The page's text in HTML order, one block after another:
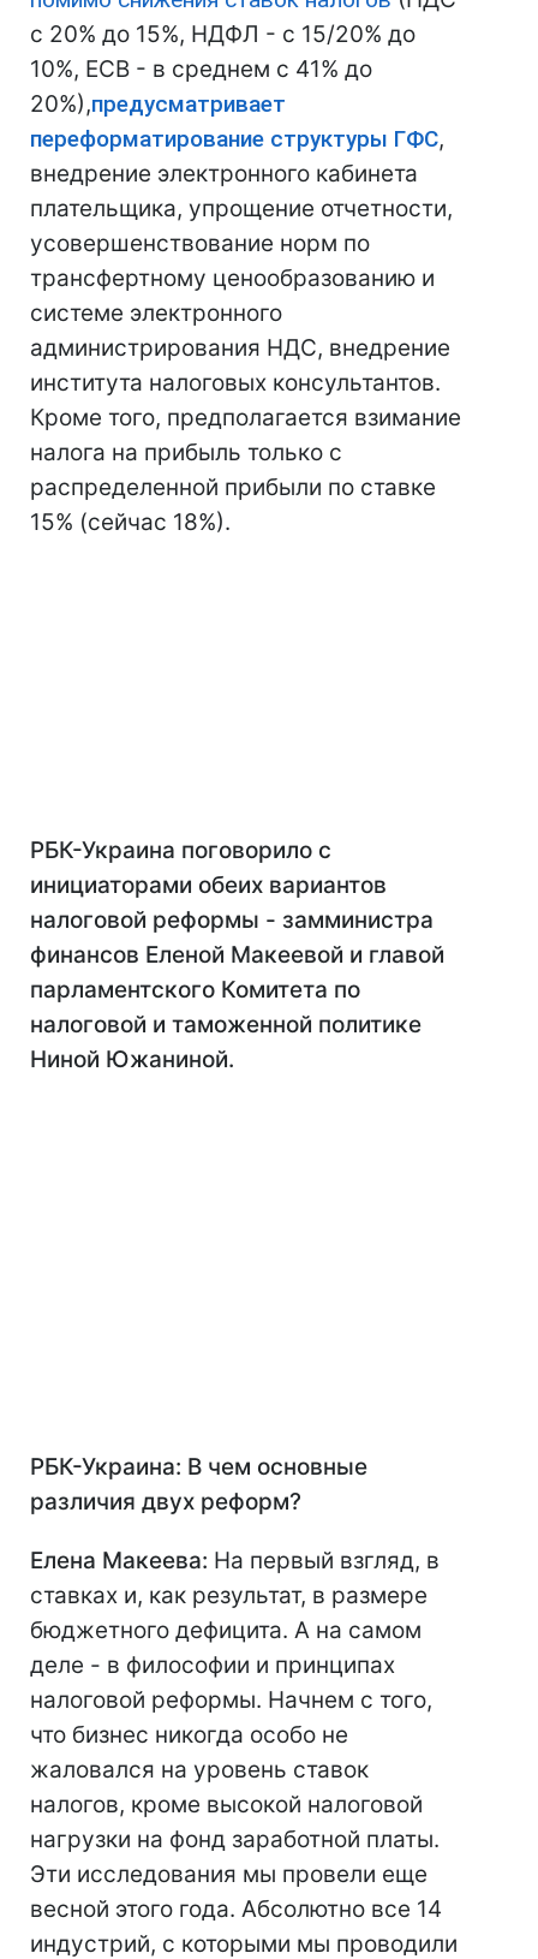
с 20% до 15%, НДФЛ - с 15/20% до
10%, ЕСВ - в среднем с 41% до
20%),предусматривает
переформатирование структуры ГФС,
внедрение электронного кабинета
плательщика, упрощение отчетности,
усовершенствование норм по
трансфертному ценообразованию и
системе электронного
администрирования НДС, внедрение
института налоговых консультантов.
Кроме того, предполагается взимание
налога на прибыль только с
распределенной прибыли по ставке
15% (сейчас 18%).
РБК-Украина поговорило с
инициаторами обеих вариантов
налоговой реформы - замминистра
финансов Еленой Макеевой и главой
парламентского Комитета по
налоговой и таможенной политике
Ниной Южаниной.
РБК-Украина: В чем основные
различия двух реформ?
Елена Макеева: На первый взгляд, в
ставках и, как результат, в размере
бюджетного дефицита. А на самом
деле - в философии и принципах
налоговой реформы. Начнем с того,
что бизнес никогда особо не
жаловался на уровень ставок
налогов, кроме высокой налоговой
нагрузки на фонд заработной платы.
Эти исследования мы провели еще
весной этого года. Абсолютно все 14
индустрий, с которыми мы проводили